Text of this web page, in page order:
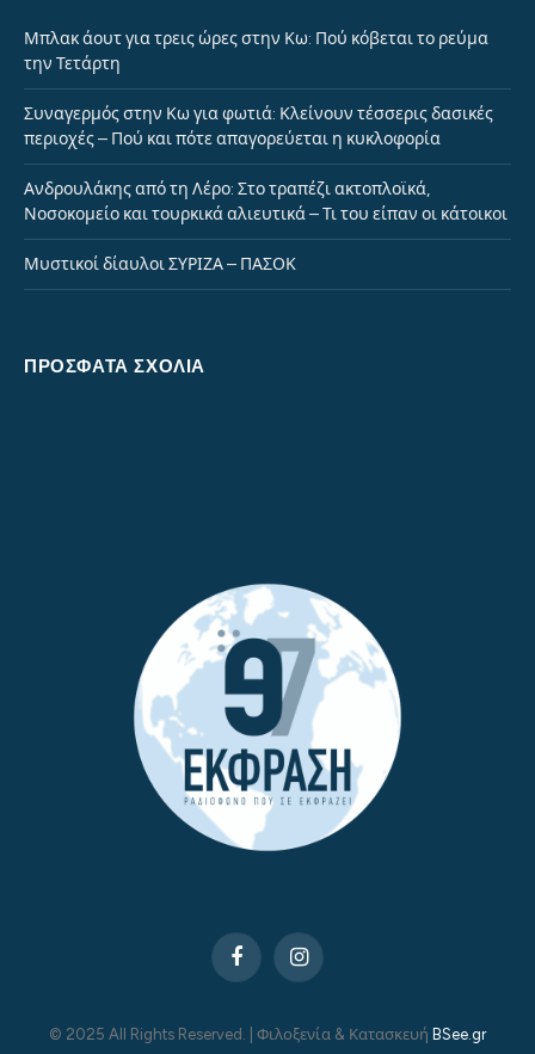
Μπλακ άουτ για τρεις ώρες στην Κω: Πού κόβεται το ρεύμα
την Τετάρτη
Συναγερμός στην Κω για φωτιά: Κλείνουν τέσσερις δασικές
περιοχές – Πού και πότε απαγορεύεται η κυκλοφορία
Ανδρουλάκης από τη Λέρο: Στο τραπέζι ακτοπλοϊκά,
Νοσοκομείο και τουρκικά αλιευτικά – Τι του είπαν οι κάτοικοι
Μυστικοί δίαυλοι ΣΥΡΙΖΑ – ΠΑΣΟΚ
ΠΡΌΣΦΑΤΑ ΣΧΌΛΙΑ
FacebookInstagram
© 2025 All Rights Reserved. | Φιλοξενία & Κατασκευή BSee.gr